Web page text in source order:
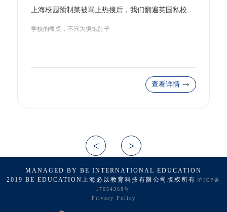
坐拥世界级城堡建筑，这所百年私校如何成为“中学版牛剑”？
山海间的教育瑰宝
查看详情
MANAGED BY BE INTERNATIONAL EDUCATION
2019 BE EDUCATION上海必以教育科技有限公司版权所有 沪ICP备
17054368号
Privacy Policy